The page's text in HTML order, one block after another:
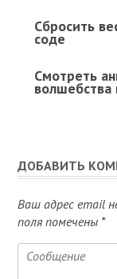
Сбросить
соде
Смотреть
ДОБАВИТЬ
Ваш адрес email
поля помечены *